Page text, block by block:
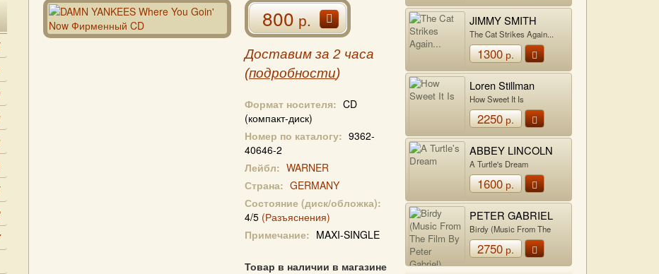
800р.
Доставим за 2 часа
(подробности)
Формат носителя: CD
(компакт-диск)
Номер по каталогу: 9362-
40646-2
Лейбл: WARNER
Страна: GERMANY
Состояние (диск/обложка):
4/5 (Разъяснения)
Примечание: MAXI-SINGLE
Товар в наличии в магазине
JIMMY SMITH
The Cat Strikes Again...
1300р.
Loren Stillman
Quartet
How Sweet It Is
2250р.
ABBEY LINCOLN
A Turtle's Dream
1600р.
PETER GABRIEL
Birdy (Music From The
Film By Peter Gabriel)
2750р.